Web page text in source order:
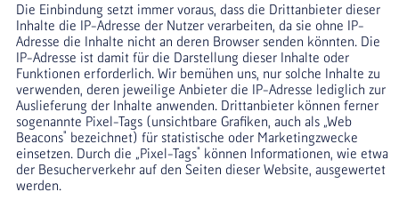
Die Einbindung setzt immer voraus, dass die Drittanbieter dieser
Inhalte die IP-Adresse der Nutzer verarbeiten, da sie ohne IP-
Adresse die Inhalte nicht an deren Browser senden könnten. Die
IP-Adresse ist damit für die Darstellung dieser Inhalte oder
Funktionen erforderlich. Wir bemühen uns, nur solche Inhalte zu
verwenden, deren jeweilige Anbieter die IP-Adresse lediglich zur
Auslieferung der Inhalte anwenden. Drittanbieter können ferner
sogenannte Pixel-Tags (unsichtbare Grafiken, auch als „Web
Beacons" bezeichnet) für statistische oder Marketingzwecke
einsetzen. Durch die „Pixel-Tags" können Informationen, wie etwa
der Besucherverkehr auf den Seiten dieser Website, ausgewertet
werden.